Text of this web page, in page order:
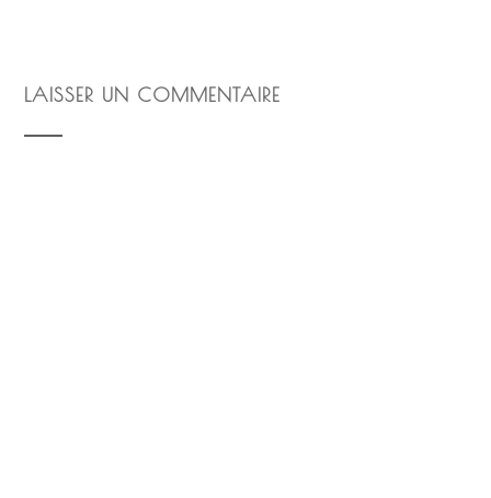
LAISSER UN COMMENTAIRE